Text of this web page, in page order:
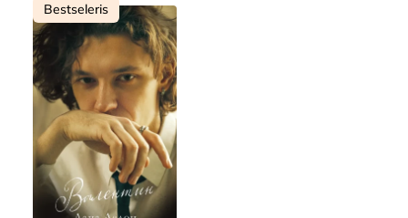
Bestseleris